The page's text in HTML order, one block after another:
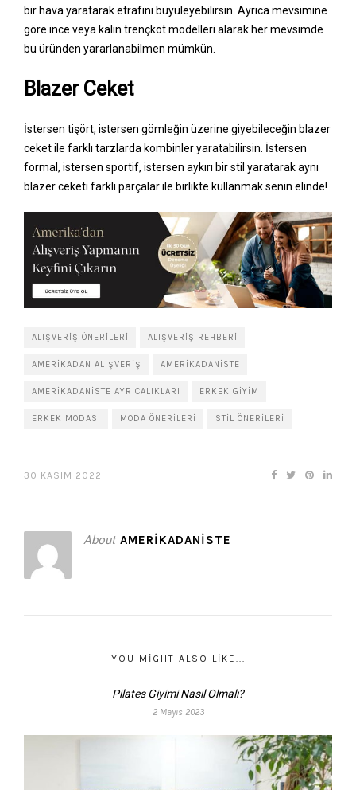
bir hava yaratarak etrafını büyüleyebilirsin. Ayrıca mevsimine
göre ince veya kalın trençkot modelleri alarak her mevsimde
bu üründen yararlanabilmen mümkün.
Blazer Ceket
İstersen tişört, istersen gömleğin üzerine giyebileceğin blazer
ceket ile farklı tarzlarda kombinler yaratabilirsin. İstersen
formal, istersen sportif, istersen aykırı bir stil yaratarak aynı
blazer ceketi farklı parçalar ile birlikte kullanmak senin elinde!
ALIŞVERIŞ ÖNERILERI ALIŞVERIŞ REHBERI
AMERIKADAN ALIŞVERIŞ AMERIKADANISTE
AMERIKADANISTE AYRICALIKLARI ERKEK GIYIM
ERKEK MODASI MODA ÖNERILERI STIL ÖNERILERI
30 KASIM 2022
About AMERIKADANISTE
YOU MIGHT ALSO LIKE...
Pilates Giyimi Nasıl Olmalı?
2 Mayıs 2023